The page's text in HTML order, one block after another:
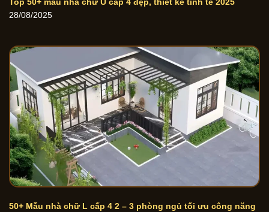
Top 50+ mẫu nhà chữ U cấp 4 đẹp, thiết kế tinh tế 2025
28/08/2025
50+ Mẫu nhà chữ L cấp 4 2 – 3 phòng ngủ tối ưu công năng